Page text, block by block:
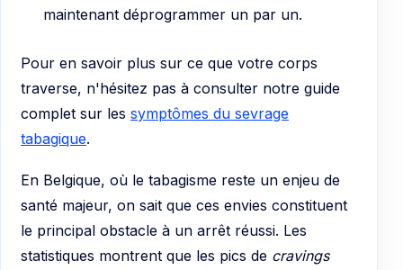
maintenant déprogrammer un par un.
Pour en savoir plus sur ce que votre corps
traverse, n'hésitez pas à consulter notre guide
complet sur les symptômes du sevrage
tabagique.
En Belgique, où le tabagisme reste un enjeu de
santé majeur, on sait que ces envies constituent
le principal obstacle à un arrêt réussi. Les
statistiques montrent que les pics de cravings